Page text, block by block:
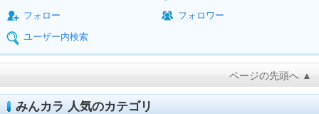
フォロー
フォロワー
ユーザー内検索
ページの先頭へ ▲
みんカラ 人気のカテゴリ